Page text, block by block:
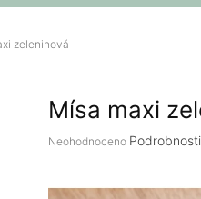
zeleninová
Mísa maxi
Průměrné
je
Neohodnoceno